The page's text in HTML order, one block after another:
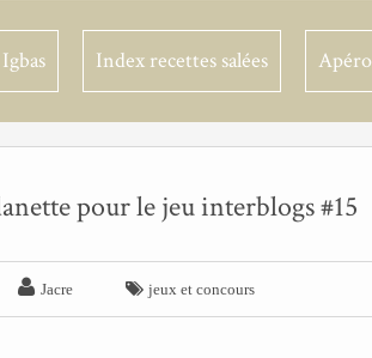
Index recettes salées Apéro
pour le jeu interblogs #15
 Jacre  jeux et concours